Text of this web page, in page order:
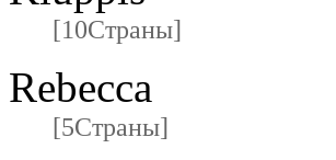
[10Страны]
Rebecca
[5Страны]